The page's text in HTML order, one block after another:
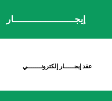
إيجـــــــــــــــــــــــــار
عقد إيجـــــار إلكترونـــــــي